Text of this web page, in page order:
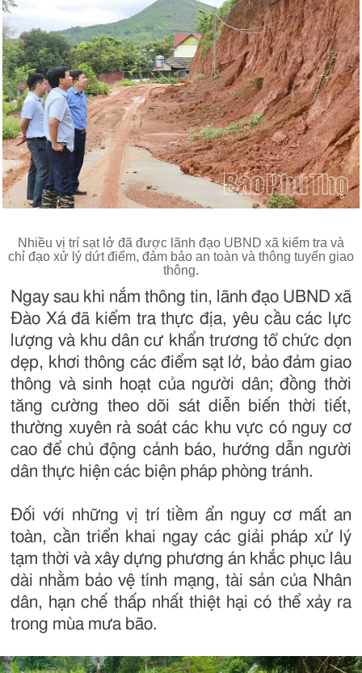
Nhiều vị trí sạt lở đã được lãnh đạo UBND xã kiểm tra và
chỉ đạo xử lý dứt điểm, đảm bảo an toàn và thông tuyến giao
thông.
Ngay sau khi nắm thông tin, lãnh đạo UBND xã
Đào Xá đã kiểm tra thực địa, yêu cầu các lực
lượng và khu dân cư khẩn trương tổ chức dọn
dẹp, khơi thông các điểm sạt lở, bảo đảm giao
thông và sinh hoạt của người dân; đồng thời
tăng cường theo dõi sát diễn biến thời tiết,
thường xuyên rà soát các khu vực có nguy cơ
cao để chủ động cảnh báo, hướng dẫn người
dân thực hiện các biện pháp phòng tránh.
Đối với những vị trí tiềm ẩn nguy cơ mất an
toàn, cần triển khai ngay các giải pháp xử lý
tạm thời và xây dựng phương án khắc phục lâu
dài nhằm bảo vệ tính mạng, tài sản của Nhân
dân, hạn chế thấp nhất thiệt hại có thể xảy ra
trong mùa mưa bão.